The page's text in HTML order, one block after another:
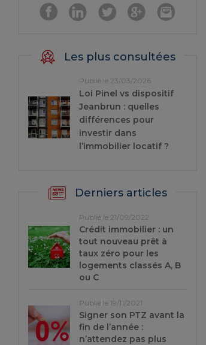
Les plus consultées
Publié le 23/03/2026
Loi Pinel vs dispositif
Jeanbrun : quelles
différences pour
investir dans
l’immobilier locatif ?
Derniers articles
Publié le 21/09/2022
Crédit immobilier : un
tout nouveau prêt à
taux zéro pour les
logements classés A, B
ou C
Publié le 19/11/2021
Signer son PTZ avant la
fin de l’année :
n’attendez pas plus